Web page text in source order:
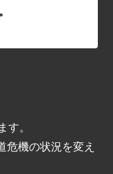
。
機の状況を変え